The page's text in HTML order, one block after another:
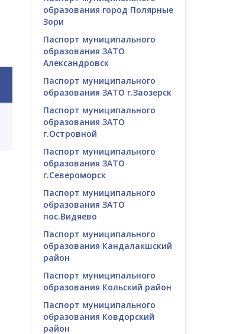
образования город Полярные
Зори
Паспорт муниципального
образования ЗАТО
Александровск
Паспорт муниципального
образования ЗАТО г.Заозерск
Паспорт муниципального
образования ЗАТО
г.Островной
Паспорт муниципального
образования ЗАТО
г.Североморск
Паспорт муниципального
образования ЗАТО
пос.Видяево
Паспорт муниципального
образования Кандалакшский
район
Паспорт муниципального
образования Кольский район
Паспорт муниципального
образования Ковдорский
район